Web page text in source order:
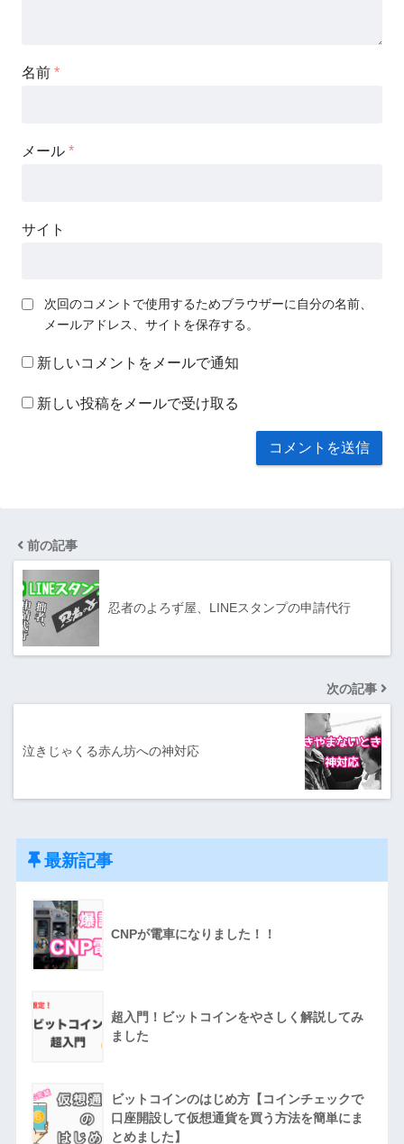
名前 *
メール *
サイト
次回のコメントで使用するためブラウザーに自分の名前、
メールアドレス、サイトを保存する。
新しいコメントをメールで通知
新しい投稿をメールで受け取る
前の記事
忍者のよろず屋、LINEスタンプの申請代行
次の記事
泣きじゃくる赤ん坊への神対応
最新記事
CNPが電車になりました！！
超入門！ビットコインをやさしく解説してみ
ました
ビットコインのはじめ方【コインチェックで
口座開設して仮想通貨を買う方法を簡単にま
とめました】